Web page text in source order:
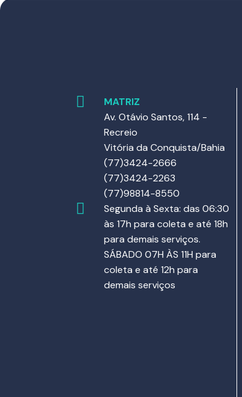
MATRIZ
Av. Otávio Santos, 114 -
Recreio
Vitória da Conquista/Bahia
(77)3424-2666
(77)3424-2263
(77)98814-8550
Segunda à Sexta: das 06:30
às 17h para coleta e até 18h
para demais serviços.
SÁBADO 07H ÀS 11H para
coleta e até 12h para
demais serviços